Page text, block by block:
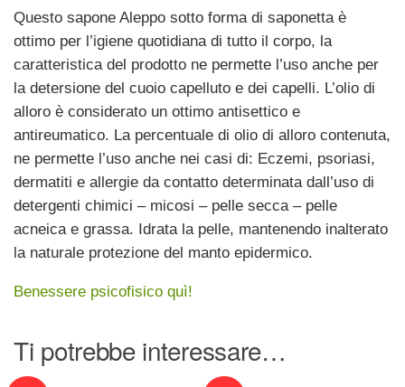
Questo sapone Aleppo sotto forma di saponetta è
ottimo per l’igiene quotidiana di tutto il corpo, la
caratteristica del prodotto ne permette l’uso anche per
la detersione del cuoio capelluto e dei capelli. L’olio di
alloro è considerato un ottimo antisettico e
antireumatico. La percentuale di olio di alloro contenuta,
ne permette l’uso anche nei casi di: Eczemi, psoriasi,
dermatiti e allergie da contatto determinata dall’uso di
detergenti chimici – micosi – pelle secca – pelle
acneica e grassa. Idrata la pelle, mantenendo inalterato
la naturale protezione del manto epidermico.
Benessere psicofisico quì!
Ti potrebbe interessare…